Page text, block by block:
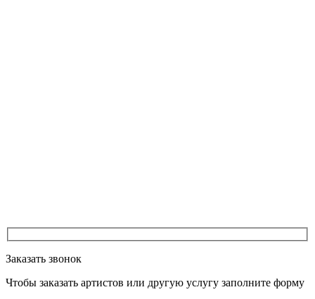
Заказать звонок
Чтобы заказать артистов или другую услугу заполните форму